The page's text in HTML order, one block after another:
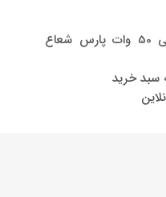
جستجوی «لامپ LED قارچی 50 وات پارس شعاع
سبد خرید